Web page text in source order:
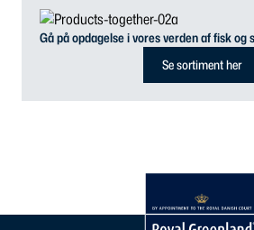
Gå på opdagelse i vores verden af fisk og
Se sortiment her